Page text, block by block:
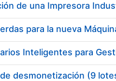
de una Impresora
Inteligentes para
desmonetización (9